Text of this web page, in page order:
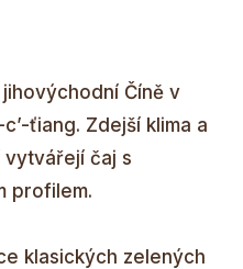
Číně v
ťiang. Zdejší klima a
čaj s
profilem.
klasických zelených